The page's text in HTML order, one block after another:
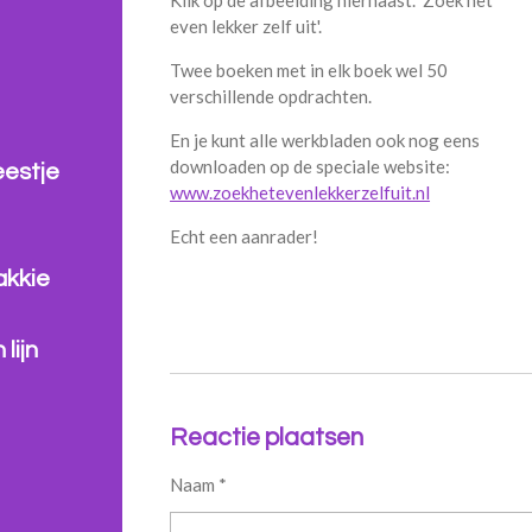
even lekker zelf uit'.
Twee boeken met in elk boek wel 50
verschillende opdrachten.
En je kunt alle werkbladen ook nog eens
downloaden op de speciale website:
www.zoekhetevenlekkerzelfuit.nl
Echt een aanrader!
Reactie plaatsen
Naam *
lijn